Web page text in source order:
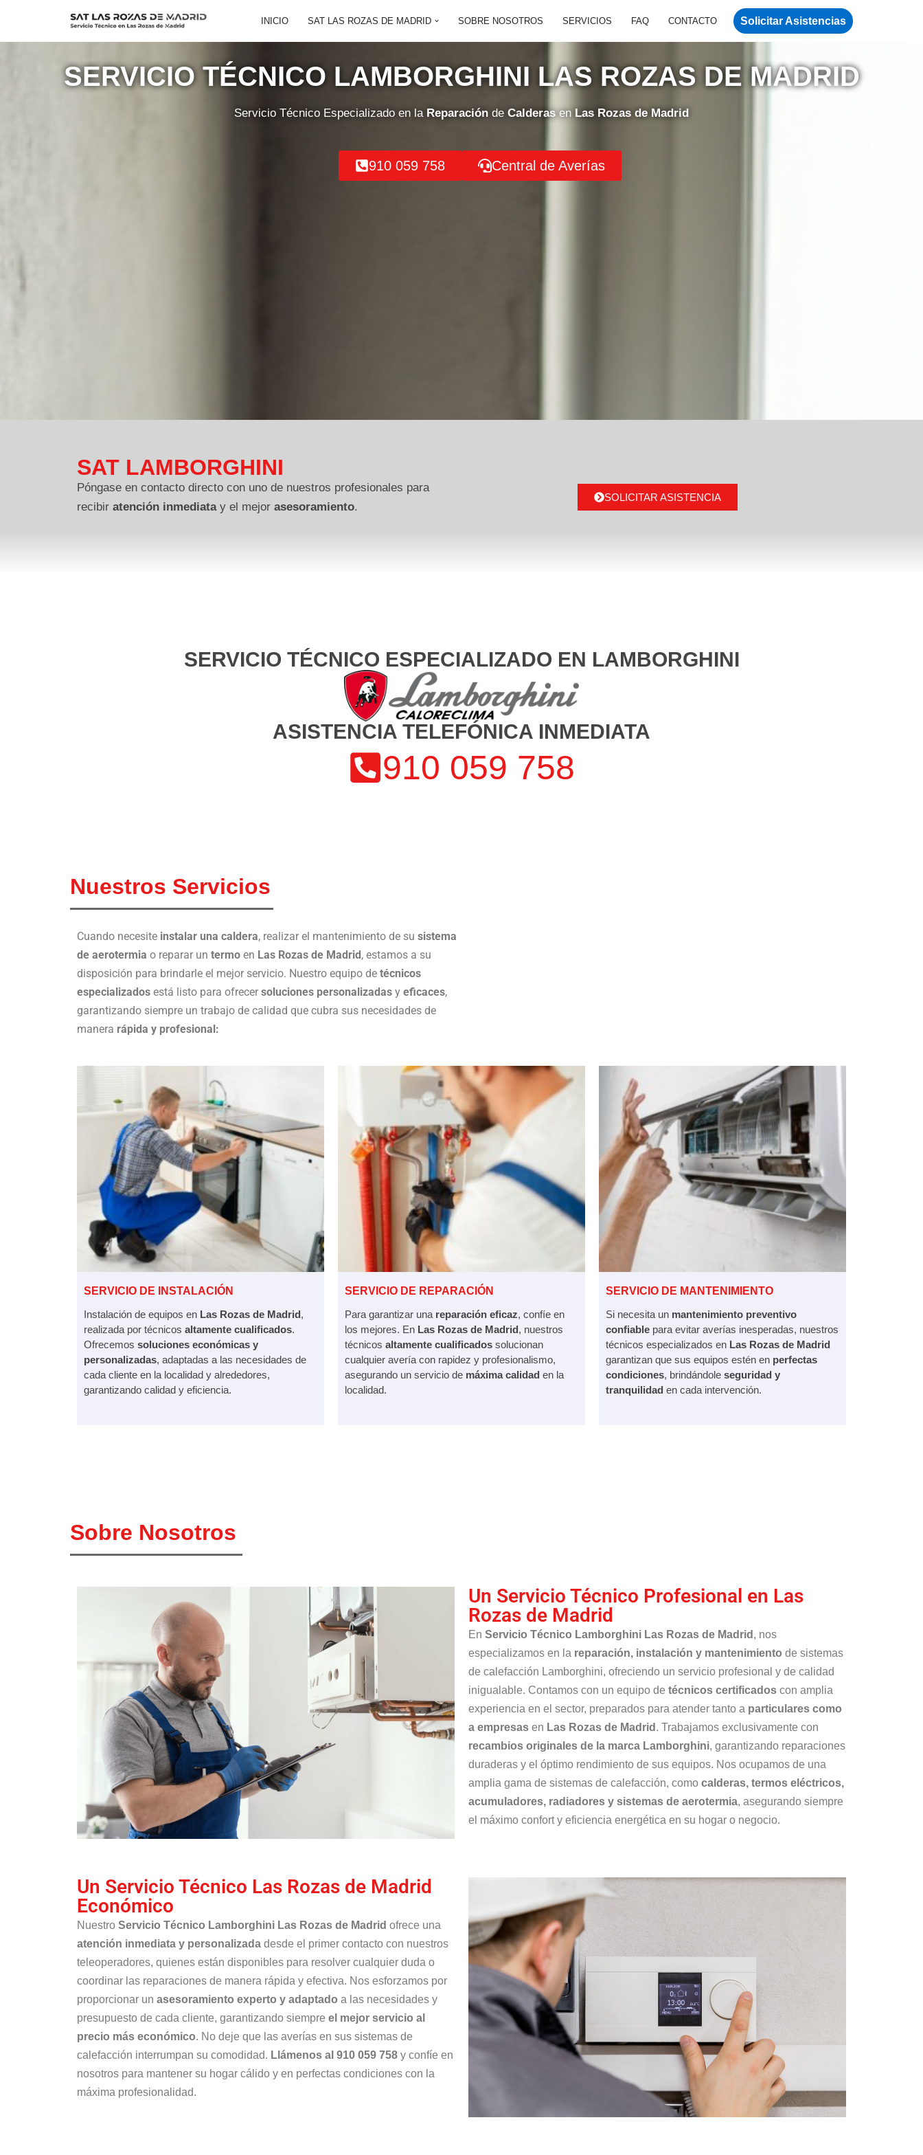
INICIO SAT LAS ROZAS DE MADRID SOBRE NOSOTROS SERVICIOS FAQ CONTACTO Solicitar Asistencias
SERVICIO TÉCNICO LAMBORGHINI LAS ROZAS DE MADRID
Servicio Técnico Especializado en la Reparación de Calderasen Las Rozas de Madrid
910 059 758 Central de Averías
SAT LAMBORGHINI
Póngase en contacto directo con uno de nuestros profesionales para
recibir atención inmediatay el mejor asesoramiento.
SOLICITAR ASISTENCIA
SERVICIO TÉCNICO ESPECIALIZADO EN LAMBORGHINI
ASISTENCIA TELEFÓNICA INMEDIATA
910 059 758
Nuestros Servicios
Cuando necesite instalar una caldera, realizar el mantenimiento de su sistema
de aerotermia o reparar un termo en Las Rozas de Madrid, estamos a su
disposición para brindarle el mejor servicio. Nuestro equipo de técnicos
especializados está listo para ofrecer soluciones personalizadas y eficaces,
garantizando siempre un trabajo de calidad que cubra sus necesidades de
manera rápida y profesional:
SERVICIO DE INSTALACIÓN
Instalación de equipos en Las Rozas de Madrid,
realizada por técnicos altamente cualificados.
Ofrecemos soluciones económicas y
personalizadas, adaptadas a las necesidades de
cada cliente en la localidad y alrededores,
garantizando calidad y eficiencia.
SERVICIO DE REPARACIÓN
Para garantizar una reparación eficaz, confíe en
los mejores. En Las Rozas de Madrid, nuestros
técnicos altamente cualificados solucionan
cualquier avería con rapidez y profesionalismo,
asegurando un servicio de máxima calidad en la
localidad.
SERVICIO DE MANTENIMIENTO
Si necesita un mantenimiento preventivo
confiable para evitar averías inesperadas, nuestros
técnicos especializados en Las Rozas de Madrid
garantizan que sus equipos estén en perfectas
condiciones, brindándole seguridad y
tranquilidad en cada intervención.
Sobre Nosotros
Un Servicio Técnico Profesional en Las
Rozas de Madrid
En Servicio Técnico Lamborghini Las Rozas de Madrid , nos
especializamos en la reparación, instalación y mantenimiento de sistemas
de calefacción Lamborghini, ofreciendo un servicio profesional y de calidad
inigualable. Contamos con un equipo de técnicos certificados con amplia
experiencia en el sector, preparados para atender tanto a particulares como
a empresas en Las Rozas de Madrid . Trabajamos exclusivamente con
recambios originales de la marca Lamborghini, garantizando reparaciones
duraderas y el óptimo rendimiento de sus equipos. Nos ocupamos de una
amplia gama de sistemas de calefacción, como calderas, termos eléctricos,
acumuladores, radiadores y sistemas de aerotermia, asegurando siempre
el máximo confort y eficiencia energética en su hogar o negocio.
Un Servicio Técnico Las Rozas de Madrid
Económico
Nuestro Servicio Técnico Lamborghini Las Rozas de Madrid ofrece una
atención inmediata y personalizada desde el primer contacto con nuestros
teleoperadores, quienes están disponibles para resolver cualquier duda o
coordinar las reparaciones de manera rápida y efectiva. Nos esforzamos por
proporcionar un asesoramiento experto y adaptado a las necesidades y
presupuesto de cada cliente, garantizando siempre el mejor servicio al
precio más económico. No deje que las averías en sus sistemas de
calefacción interrumpan su comodidad. Llámenos al 910 059 758 y confíe en
nosotros para mantener su hogar cálido y en perfectas condiciones con la
máxima profesionalidad.